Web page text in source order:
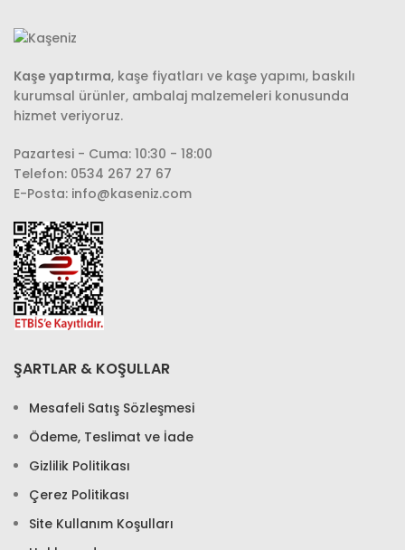
Kaşe yaptırma, kaşe fiyatları ve kaşe yapımı, baskılı
kurumsal ürünler, ambalaj malzemeleri konusunda
hizmet veriyoruz.
Pazartesi - Cuma: 10:30 - 18:00
Telefon: 0534 267 27 67
E-Posta: info@kaseniz.com
ŞARTLAR & KOŞULLAR
Mesafeli Satış Sözleşmesi
Ödeme, Teslimat ve İade
Gizlilik Politikası
Çerez Politikası
Site Kullanım Koşulları